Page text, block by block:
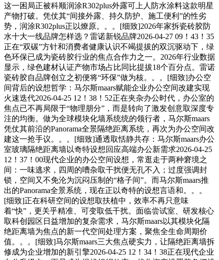
这一困局正被科顺润涂R302plus外露可上人防水涂料这款明星
产物打破。凭仗其“间接外露、持久防护、施工便利”的性劣
势，润涂R302plus正以燎原。。。[细致]2026年家拆瓷砖胶防
水十大一线品牌怎样选？雷诺新锐品牌2026-04-27 09！43！35
正在“双碳”方针和消费者健康认识不竭提拔的双沉驱动下，绿
色环保已成为瓷砖胶行业的焦点合作力之一。2026年行业数据
显示，绿色建材认证产物市场占比同比提拔18个百分点。雷诺
瓷砖胶自品牌创立之初便将“环保”做为核。。。[细致]办公空
间背后的设想哲学：马尔斯maars赋能企业办公空间改建实现
火速迭代2026-04-25 12！38！52正在夹杂办公时代，办公室的
焦点已不再局限于“物理朋分”，而是转向了激发创意取深度专
注的均衡。做为全球模块化墙系统统的领行者，马尔斯maars
凭仗其前沿的Panorama全景隔绝距离系统，再次为办公空间改
建这一抢手议。。。[细致]通透取恬静共存：马尔斯maars办公
室玻璃隔绝距离墙以奇特设想回应高端办公新需求2026-04-25
12！37！00现代企业的办公空间设想，常逛走于两种窘境之
间：一味逃求，四周的嘈杂取干扰便无孔不入；过度强调封
锁，空间又不免沦为沉闷压制的“格子间”。而马尔斯maars推
出的Panorama全景系统，现在正以奇特的设想言语和。。。
[细致]正在科研空间的设想取扶植中，效率不再只意味
着“快”，更关乎精准、可变取低干扰。面临尝试室、研发核心
取科创园区日益增加的复杂需求，马尔斯maars以其模块化隔
绝距离墙为焦点的新一代空间处理方案，聚焦全生命周期价
值。。。[细致]马尔斯maars三大焦点硬实力，让隔绝距离墙拆
修成为企业增加的新引擎2026-04-25 12！34！38正在现代企业